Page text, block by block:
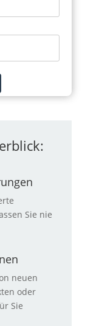
Sie nie
neuen
oder
Sie